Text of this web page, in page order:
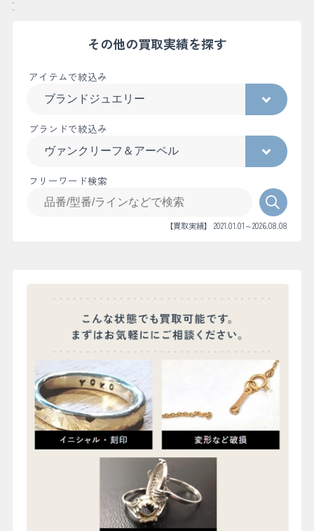
その他の買取実績を探す
アイテムで絞込み
ブランドで絞込み
フリーワード検索
【買取実績】 2021.01.01～2026.08.08